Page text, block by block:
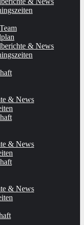
& News
& News
& News
& News